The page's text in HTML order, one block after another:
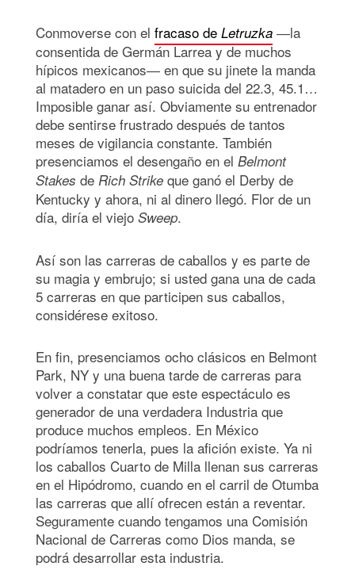
Conmoverse con el fracaso de Letruzka ―la
consentida de Germán Larrea y de muchos
hípicos mexicanos― en que su jinete la manda
al matadero en un paso suicida del 22.3, 45.1…
Imposible ganar así. Obviamente su entrenador
debe sentirse frustrado después de tantos
meses de vigilancia constante. También
presenciamos el desengaño en el Belmont
Stakes de Rich Strike que ganó el Derby de
Kentucky y ahora, ni al dinero llegó. Flor de un
día, diría el viejo Sweep.
Así son las carreras de caballos y es parte de
su magia y embrujo; si usted gana una de cada
5 carreras en que participen sus caballos,
considérese exitoso.
En fin, presenciamos ocho clásicos en Belmont
Park, NY y una buena tarde de carreras para
volver a constatar que este espectáculo es
generador de una verdadera Industria que
produce muchos empleos. En México
podríamos tenerla, pues la afición existe. Ya ni
los caballos Cuarto de Milla llenan sus carreras
en el Hipódromo, cuando en el carril de Otumba
las carreras que allí ofrecen están a reventar.
Seguramente cuando tengamos una Comisión
Nacional de Carreras como Dios manda, se
podrá desarrollar esta industria.